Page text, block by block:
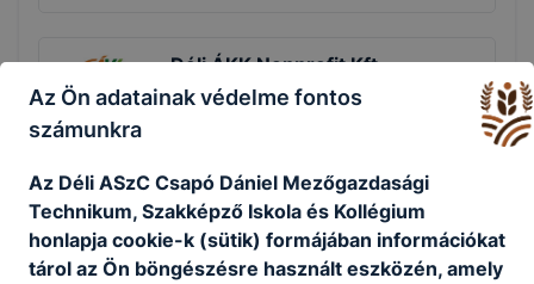
Déli ÁKK Nonprofit Kft.
Telefon
Cím
7100 Szekszárd, Palánk 19.
Az Ön adatainak védelme fontos
számunkra
Az Déli ASzC Csapó Dániel Mezőgazdasági
Technikum, Szakképző Iskola és Kollégium
honlapja cookie-k (sütik) formájában információkat
tárol az Ön böngészésre használt eszközén, amely